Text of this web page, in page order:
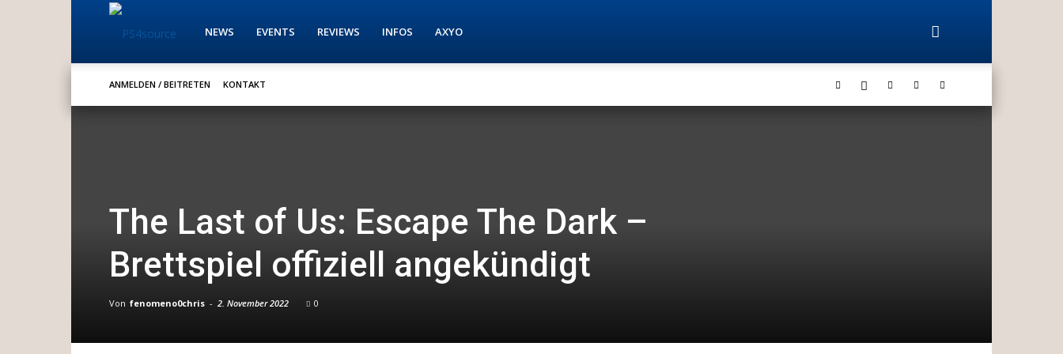
PS4source
NEWS EVENTS REVIEWS INFOS AXYO
ANMELDEN / BEITRETEN KONTAKT
The Last of Us: Escape The Dark –
Brettspiel offiziell angekündigt
Von fenomeno0chris - 2. November 2022 0